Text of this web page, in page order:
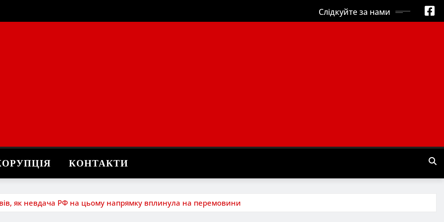
Слідкуйте за нами
КОНТАКТИ
як невдача РФ на цьому напрямку вплинула на перемовини